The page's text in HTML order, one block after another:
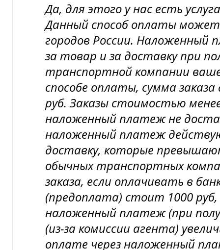
Да, для этого у нас есть
Данный способ оплаты может
городов России.
за товар и за доставку при
транспортной компании
способе оплаты, сумма
руб. Заказы стоимостью
наложенный платеж не
наложенный платеж
доставку, которые
обычных транспортных
заказа, если оплачивать в
(предоплата) стоит 1000 руб,
наложенный платеж (при
(из-за комиссии агента)
оплате через наложенный